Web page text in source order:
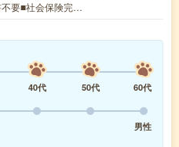
不要■社会保険完…
40代 50代
60代
男性